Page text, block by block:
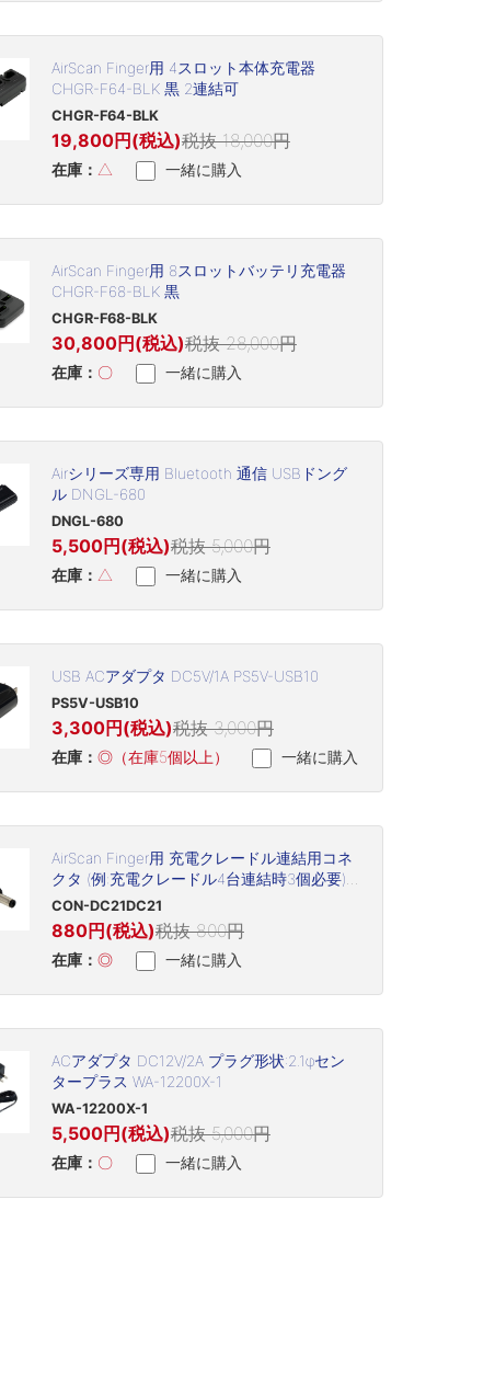
AirScan Finger用 4スロット本体充電器
CHGR-F64-BLK 黒 2連結可
CHGR-F64-BLK
19,800円(税込)税抜 18,000円
在庫： △ 一緒に購入
AirScan Finger用 8スロットバッテリ充電器
CHGR-F68-BLK 黒
CHGR-F68-BLK
30,800円(税込)税抜 28,000円
在庫： 〇 一緒に購入
Airシリーズ専用 Bluetooth 通信 USBドング
ル DNGL-680
DNGL-680
5,500円(税込)税抜 5,000円
在庫： △ 一緒に購入
USB ACアダプタ DC5V/1A PS5V-USB10
PS5V-USB10
3,300円(税込)税抜 3,000円
在庫： ◎（在庫5個以上） 一緒に購入
AirScan Finger用 充電クレードル連結用コネ
クタ (例:充電クレードル4台連結時3個必要)
CON-DC21DC21
CON-DC21DC21
880円(税込)税抜 800円
在庫： ◎ 一緒に購入
ACアダプタ DC12V/2A プラグ形状:2.1φセン
タープラス WA-12200X-1
WA-12200X-1
5,500円(税込)税抜 5,000円
在庫： 〇 一緒に購入